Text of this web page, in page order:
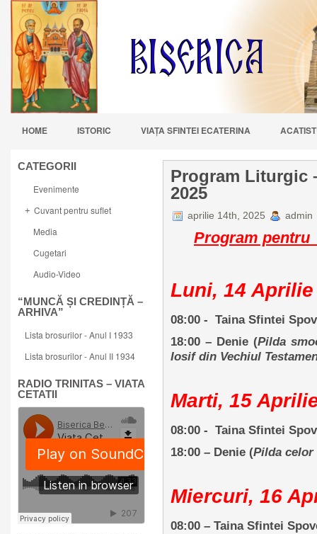
HOME ISTORIC VIAŢA SFINTEI ECATERINA
CATEGORII
Evenimente
+ Cuvant pentru suflet
Media
Cugetari
Audio-Video
“MUNCĂ ȘI CREDINȚĂ –
ARHIVA”
Lista brosurilor - Anul I 1933
Lista brosurilor - Anul II 1934
RADIO TRINITAS – VIATA
CETATII
Program Liturgic
2025
aprilie 14th, 2025 admin
Program pentru
Luni, 14 Aprilie
08:00 - Taina Sfintei
18:00 – Denie (Pilda
Iosif din Vechiul
Marti, 15
08:00 - Taina Sfintei
18:00 – Denie (Pilda
Miercuri, 16
08:00 – Taina Sfintei